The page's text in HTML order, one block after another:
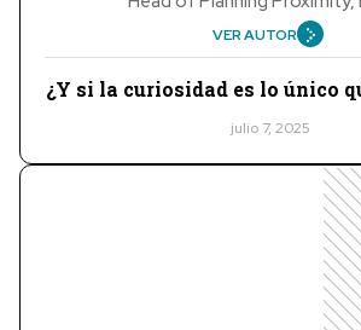
VER AUTOR
¿Y si la curiosidad es lo único
julio 7, 2025